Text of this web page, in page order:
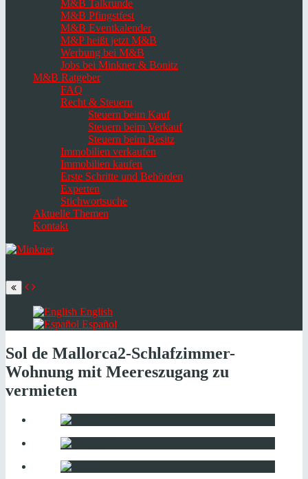
M&B Talkrunde
M&B Pfingstfest
M&B Eventkalender
M&P heißt jetzt M&B
Werbung bei M&B
Jobs bei Minkner & Bonitz
M&B Ratgeber
FAQ
Recht & Steuern
Steuern beim Kauf
Steuern beim Verkauf
Steuern beim Besitz
Immobilien verkaufen
Immobilien kaufen
Erste Schritte und Behörden
Experten
Stichwortsuche
Aktuelle Themen
Kontakt
language
English
Español
Sol de Mallorca2-Schlafzimmer-
Wohnung mit Meereszugang zu
vermieten